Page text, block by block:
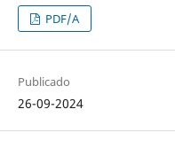
PDF/A
Publicado
26-09-2024